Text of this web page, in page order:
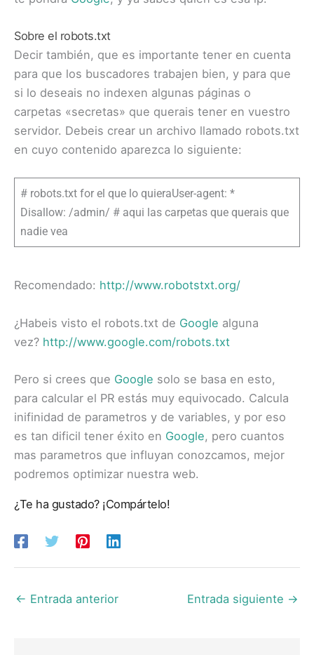
Sobre el robots.txt
Decir también, que es importante tener en cuenta
para que los buscadores trabajen bien, y para que
si lo deseais no indexen algunas páginas o
carpetas «secretas» que querais tener en vuestro
servidor. Debeis crear un archivo llamado robots.txt
en cuyo contenido aparezca lo siguiente:
# robots.txt for el que lo quieraUser-agent: *
Disallow: /admin/ # aqui las carpetas que querais que
nadie vea
Recomendado: http://www.robotstxt.org/
¿Habeis visto el robots.txt de Google alguna
vez? http://www.google.com/robots.txt
Pero si crees que Google solo se basa en esto,
para calcular el PR estás muy equivocado. Calcula
inifinidad de parametros y de variables, y por eso
es tan dificil tener éxito en Google, pero cuantos
mas parametros que influyan conozcamos, mejor
podremos optimizar nuestra web.
¿Te ha gustado? ¡Compártelo!
← Entrada anterior Entrada siguiente →